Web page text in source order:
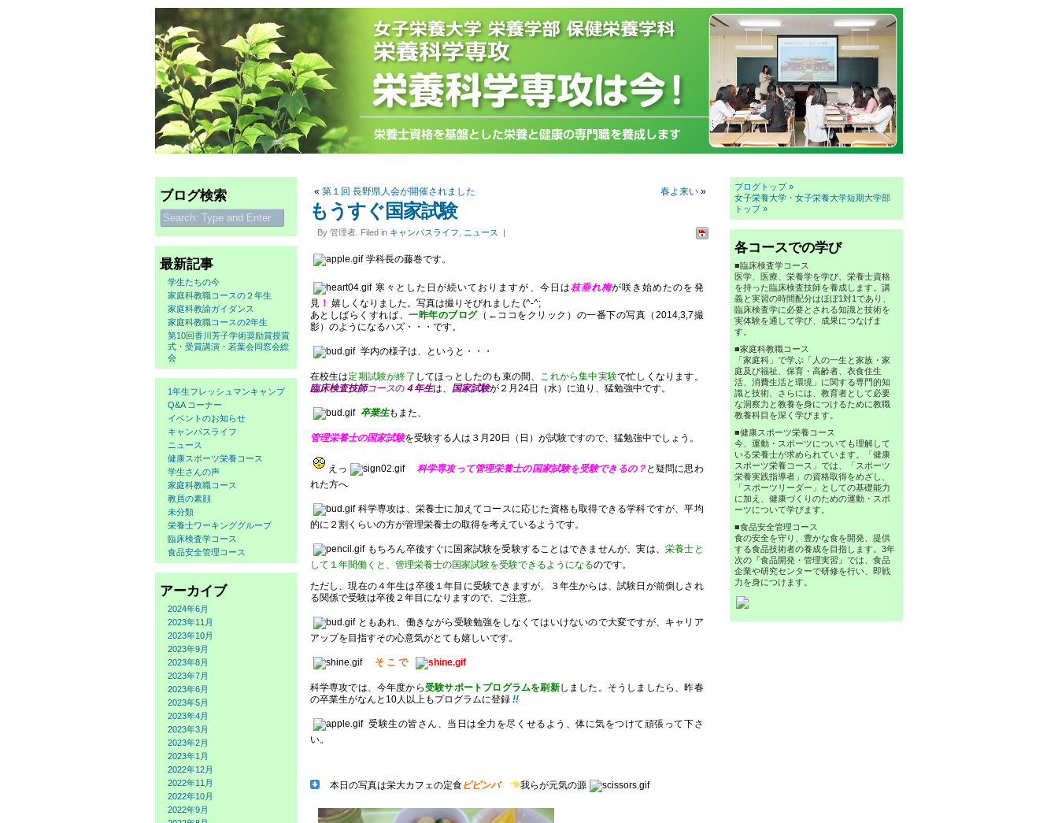
ブログ検索
最新記事
学生たちの今
家庭科教職コースの２年生
家庭科教諭ガイダンス
家庭科教職コースの2年生
第10回香川芳子学術奨励賞授賞
式・受賞講演・若葉会同窓会総
会
1年生フレッシュマンキャンプ
Q&A コーナー
イベントのお知らせ
キャンパスライフ
ニュース
健康スポーツ栄養コース
学生さんの声
家庭科教職コース
教員の素顔
未分類
栄養士ワーキンググループ
臨床検査学コース
食品安全管理コース
アーカイブ
2024年6月
2023年11月
2023年10月
2023年9月
2023年8月
2023年7月
2023年6月
2023年5月
2023年4月
2023年3月
2023年2月
2023年1月
2022年12月
2022年11月
2022年10月
2022年9月
« 第１回 長野県人会が開催されました 春よ来い»
もうすぐ国家試験
By 管理者. Filed in キャンパスライフ ニュース |
学科長の藤巻です。
寒々とした日が続いておりますが、今日は枝垂れ梅が咲き始めたのを発
見！ 嬉しくなりました。写真は撮りそびれました (^-^;
あとしばらくすれば、一昨年のブログ（←ココをクリック）の一番下の写真（2014,3,7撮
影）のようになるハズ・・・です。
学内の様子は、というと・・・
在校生は定期試験が終了 してほっとしたのも束の間、 これから集中実験で忙しくなります。
臨床検査技師コースの４年生は、 国家試験が２月24日（水）に迫り、猛勉強中です。
卒業生もまた、
管理栄養士の国家試験を受験する人は３月20日（日）が試験ですので、猛勉強中でしょう。
えっ 科学専攻って管理栄養士の国家試験を受験できるの？ と疑問に思わ
れた方へ
科学専攻は、栄養士に加えてコースに応じた資格も取得できる学科ですが、平均
的に２割くらいの方が管理栄養士の取得を考えているようです。
もちろん卒後すぐに国家試験を受験することはできませんが、実は、 栄養士と
して１年間働くと、管理栄養士の国家試験を受験できるようになるのです。
ただし、現在の４年生は卒後１年目に受験できますが、３年生からは、試験日が前倒しされ
る関係で受験は卒後２年目になりますので、ご注意。
ともあれ、働きながら受験勉強をしなくてはいけないので大変ですが、キャリア
アップを目指すその心意気がとても嬉しいです。
そ こ で
科学専攻では、今年度から受験サポートプログラムを刷新しました。そうしましたら、昨春
の卒業生がなんと10人以上もプログラムに登録 !!
受験生の皆さん、当日は全力を尽くせるよう、体に気をつけて頑張って下さ
い。
本日の写真は栄大カフェの定食ビビンバ 我らが元気の源
ブログトップ »
女子栄養大学・女子栄養大学短期大学部
トップ »
各コースでの学び
■臨床検査学コース
医学、医療、栄養学を学び、栄養士資格
を持った臨床検査技師を養成します。講
義と実習の時間配分はほぼ1対1であり、
臨床検査学に必要とされる知識と技術を
実体験を通して学び、成果につなげま
す。
■家庭科教職コース
「家庭科」で学ぶ「人の一生と家族・家
庭及び福祉、保育・高齢者、衣食住生
活、消費生活と環境」に関する専門的知
識と技術、さらには、教育者として必要
な洞察力と教養を身につけるために教職
教養科目を深く学びます。
■健康スポーツ栄養コース
今、運動・スポーツについても理解して
いる栄養士が求められています。「健康
スポーツ栄養コース」では、「スポーツ
栄養実践指導者」の資格取得をめざし、
「スポーツリーダー」としての基礎能力
に加え、健康づくりのための運動・スポ
ーツについて学びます。
■食品安全管理コース
食の安全を守り、豊かな食を開発、提供
する食品技術者の養成を目指します。3年
次の『食品開発・管理実習』では、食品
企業や研究センターで研修を行い、即戦
力を身につけます。